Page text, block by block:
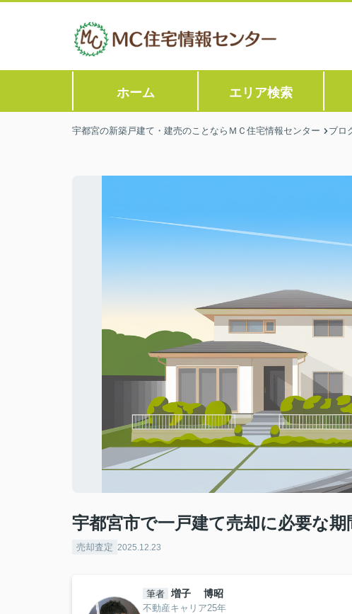
ホーム エリア検索
宇都宮の新築戸建て・建売のことならＭＣ住宅情報センター ブロ
宇都宮市で一戸建て売却に必要な
売却査定 2025.12.23
筆者 増子 博昭
不動産キャリア25年